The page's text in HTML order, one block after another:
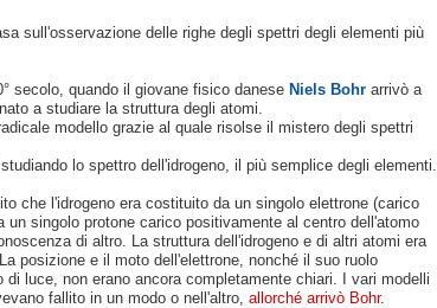
sull'osservazione delle righe degli spettri degli elementi più
secolo, quando il giovane fisico danese Niels Bohrarrivò a
a studiare la struttura degli atomi.
modello grazie al quale risolse il mistero degli spettri
lo spettro dell'idrogeno, il più semplice degli elementi.
che l'idrogeno era costituito da un singolo elettrone (carico
un singolo protone carico positivamente al centro dell'atomo
di altro. La struttura dell'idrogeno e di altri atomi era
posizione e il moto dell'elettrone, nonché il suo ruolo
di luce, non erano ancora completamente chiari. I vari modelli
fallito in un modo o nell'altro, allorché arrivò Bohr.